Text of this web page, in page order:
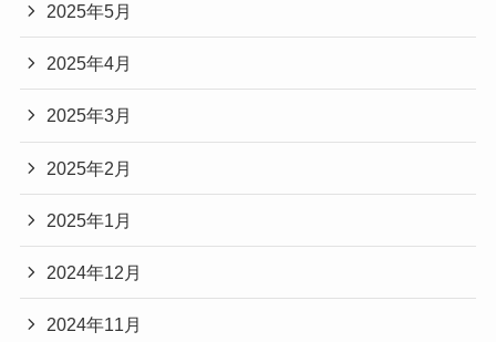
2025年5月
2025年4月
2025年3月
2025年2月
2025年1月
2024年12月
2024年11月